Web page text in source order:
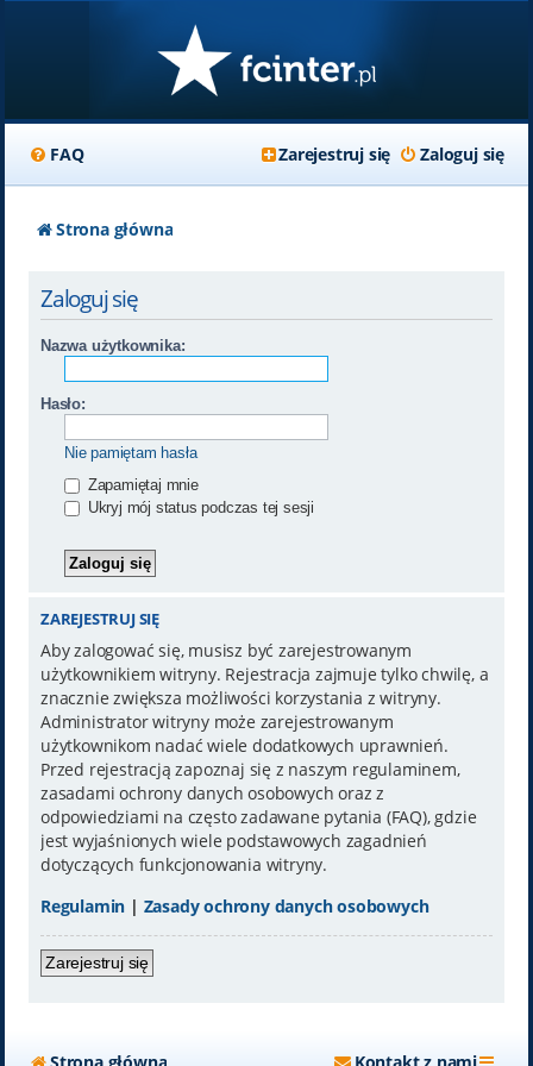
FAQ Zaloguj się
Zarejestruj się
Strona główna
Zaloguj się
Nazwa użytkownika:
Hasło:
Nie pamiętam hasła
Zapamiętaj mnie
Ukryj mój status podczas tej sesji
ZAREJESTRUJ SIĘ
Aby zalogować się, musisz być zarejestrowanym
użytkownikiem witryny. Rejestracja zajmuje tylko chwilę, a
znacznie zwiększa możliwości korzystania z witryny.
Administrator witryny może zarejestrowanym
użytkownikom nadać wiele dodatkowych uprawnień.
Przed rejestracją zapoznaj się z naszym regulaminem,
zasadami ochrony danych osobowych oraz z
odpowiedziami na często zadawane pytania (FAQ), gdzie
jest wyjaśnionych wiele podstawowych zagadnień
dotyczących funkcjonowania witryny.
Regulamin | Zasady ochrony danych osobowych
Zarejestruj się
Strona główna Kontakt z nami